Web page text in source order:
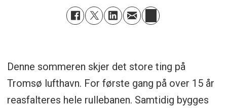
Denne sommeren skjer det store ting på
Tromsø lufthavn. For første gang på over 15 år
reasfalteres hele rullebanen. Samtidig bygges